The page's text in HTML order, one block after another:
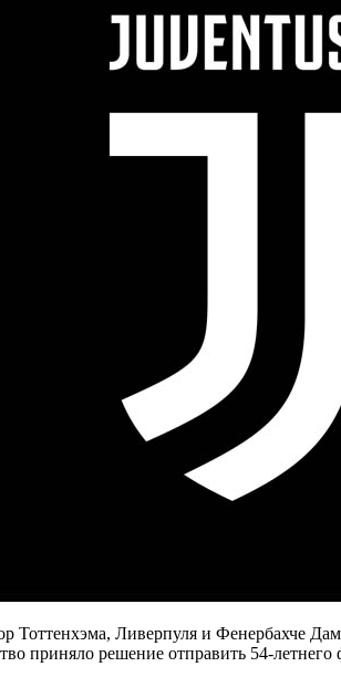
Тоттенхэма, Ливерпуля и Фенербахче
приняло решение отправить 54-